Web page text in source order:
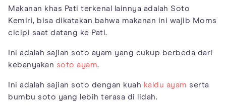
Makanan khas Pati terkenal lainnya adalah Soto
Kemiri, bisa dikatakan bahwa makanan ini wajib Moms
cicipi saat datang ke Pati.
Ini adalah sajian soto ayam yang cukup berbeda dari
kebanyakan soto ayam.
Ini adalah sajian soto dengan kuah kaldu ayam serta
bumbu soto yang lebih terasa di lidah.